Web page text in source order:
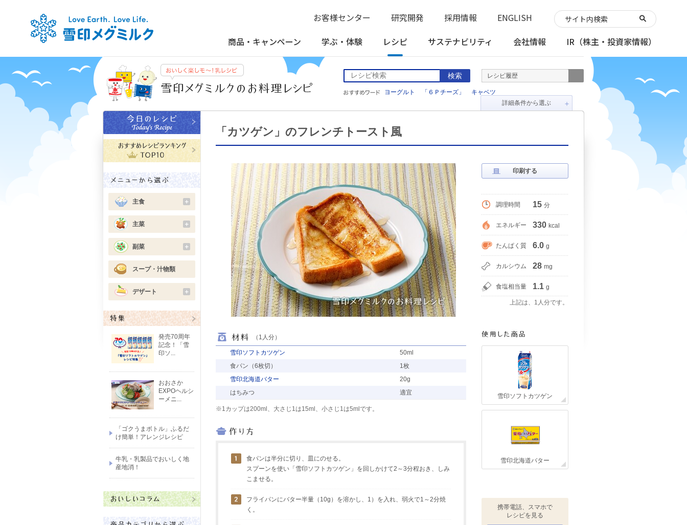
商品・ キャンペーン 学ぶ・ 体験 レシピ サステナビリティ 会社情報 IR （株主・投資家情報）
お客様センター 研究開発 採用情報 ENGLISH
検索
ヨーグルト 「６Ｐチーズ」 キャベツ
レシピ履歴
「カツゲン」のフレンチトースト風
（1人分）
雪印ソフトカツゲン
50ml
食パン（6枚切）
1枚
雪印北海道バター
20g
はちみつ
適宜
※1カップは200ml、大さじ1は15ml、小さじ1は5mlです。
食パンは半分に切り、皿にのせる。
スプーンを使い「雪印ソフトカツゲン」を回しかけて2～3分程おき、しみ
こませる。
フライパンにバター半量（10g）を溶かし、1）を入れ、弱火で1～2分焼
く。
印刷する
調理時間 15 分
エネルギー 330 kcal
たんぱく質 6.0 g
カルシウム 28 mg
食塩相当量 1.1 g
上記は、1人分です。
雪印ソフトカツゲン
雪印北海道バター
携帯電話、スマホで
レシピを見る
主食 ＋
主菜 ＋
副菜 ＋
スープ・汁物類
デザート ＋
発売70周年
記念！「雪
印ソ...
おおさか
EXPOヘルシ
ーメニ...
「ゴクうまボトル」ふるだ
け簡単！アレンジレシピ
牛乳・乳製品でおいしく地
産地消！
詳細条件から選ぶ ＋